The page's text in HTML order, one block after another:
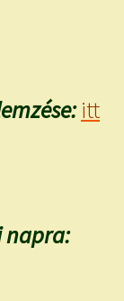
itt
napra: